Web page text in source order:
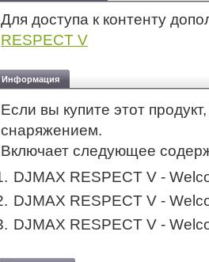
Для доступа к контенту
RESPECT V
Информация
Если вы купите этот
снаряжением.
Включает следующее
DJMAX RESPECT V -
DJMAX RESPECT V -
DJMAX RESPECT V -